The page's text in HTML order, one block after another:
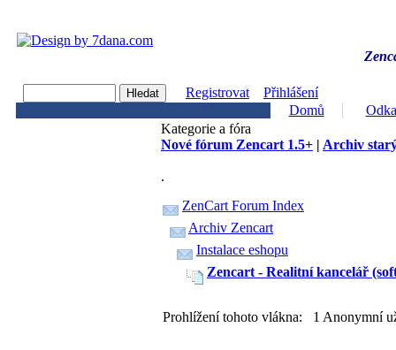
Registrovat
Přihlášení
Domů
Kategorie a fóra
Nové fórum Zencart 1.5+ | Archiv
.
ZenCart Forum Index
Archiv Zencart
Instalace eshopu
Zencart - Realitní kancelář
Prohlížení tohoto vlákna: 1 Anonymní